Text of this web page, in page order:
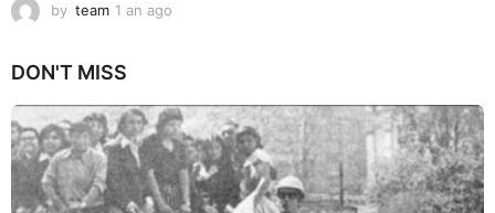
by team 1 an ago
o
DON'T MISS